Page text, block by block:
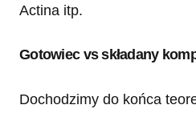
Actina itp.
Gotowiec vs składany
Dochodzimy do końca